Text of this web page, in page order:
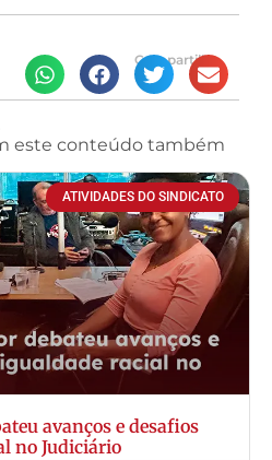
Compartilhe
este conteúdo também
ATIVIDADES DO SINDICATO
avanços e desafios
no Judiciário